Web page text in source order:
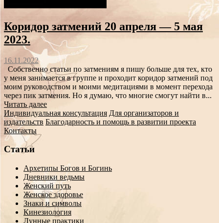
Коридор затмений 20 апреля — 5 мая
2023.
16.11.2022
Собственно статьи по затмениям я пишу больше для тех, кто
у меня занимается в группе и проходит коридор затмений под
моим руководством и моими медитациями в момент перехода
через пик затмения. Но я думаю, что многие смогут найти в...
Читать далее
Индивидуальная консультация Для организаторов и
издательств Благодарность и помощь в развитии проекта
Контакты
Статьи
Архетипы Богов и Богинь
Дневники ведьмы
Женский путь
Женское здоровье
Знаки и символы
Кинезиология
Лунные практики